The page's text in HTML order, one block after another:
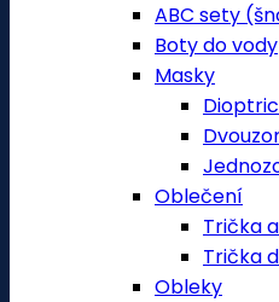
ABC sety
Boty do vody
Masky
Oblečení
Trička
Trička
Obleky